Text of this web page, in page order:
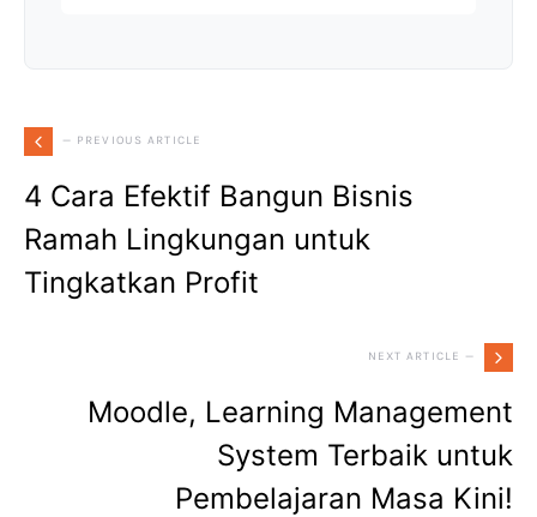
— PREVIOUS ARTICLE
4 Cara Efektif Bangun Bisnis
Ramah Lingkungan untuk
Tingkatkan Profit
NEXT ARTICLE —
Moodle, Learning Management
System Terbaik untuk
Pembelajaran Masa Kini!